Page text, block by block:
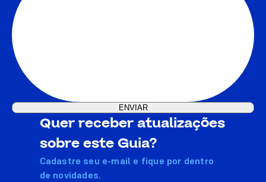
Quer receber atualizações
sobre este Guia?
Cadastre seu e-mail e fique por dentro
de novidades.